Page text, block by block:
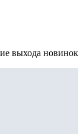
выхода новинок